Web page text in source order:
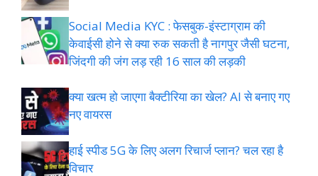
Social Media KYC : फेसबुक-इंस्टाग्राम की
केवाईसी होने से क्या रुक सकती है नागपुर जैसी घटना,
जिंदगी की जंग लड़ रही 16 साल की लड़की
क्या खत्म हो जाएगा बैक्टीरिया का खेल? AI से बनाए गए
नए वायरस
हाई स्पीड 5G के लिए अलग रिचार्ज प्लान? चल रहा है
विचार